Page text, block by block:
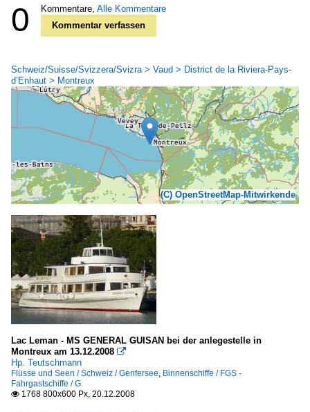
0 Kommentare, Alle Kommentare
Kommentar verfassen
Schweiz/Suisse/Svizzera/Svizra > Vaud > District de la Riviera-Pays-
d’Enhaut > Montreux
(C) OpenStreetMap-Mitwirkende
Lac Leman - MS GENERAL GUISAN bei der anlegestelle in
Montreux am 13.12.2008 
Hp. Teutschmann
Flüsse und Seen / Schweiz / Genfersee Binnenschiffe / FGS -
Fahrgastschiffe / G
 1768 800x600 Px, 20.12.2008